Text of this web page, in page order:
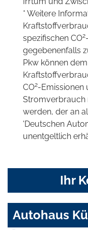
* Weitere
spezifischen CO2
gegebenenfalls
Pkw können
CO2-Emissionen
Stromverbrauch
werden, der an
'Deutschen
unentgeltlich
Ihr
Autohaus